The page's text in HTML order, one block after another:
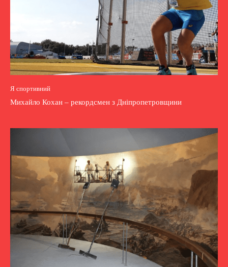
Я спортивний
Михайло Кохан – рекордсмен з Дніпропетровщини